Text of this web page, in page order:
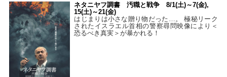
ネタニヤフ調書 汚職と戦争 8/1(土)～7(金),
15(土)～21(金)
はじまりは小さな贈り物だった…。 極秘リーク
されたイスラエル首相の警察尋問映像により＜
恐るべき真実＞が暴かれる！